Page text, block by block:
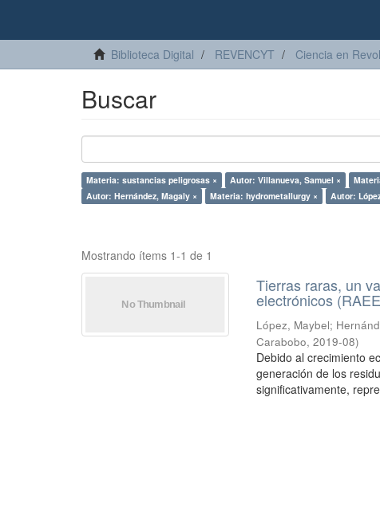
Biblioteca Digital REVENCYT Ciencia en
Buscar
Materia: sustancias peligrosas × Autor: Villanueva, Samuel ×
Autor: Hernández, Magaly ×
Materia: hydrometallurgy × Autor:
Mostrando ítems 1-1 de 1
Tierras raras, un
electrónicos
López, Maybel;
Carabobo,2019-08)
Debido al crecimiento
generación de los
significativamente,